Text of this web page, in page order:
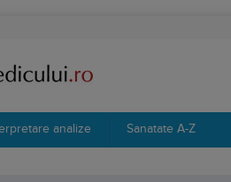
analize Sanatate A-Z